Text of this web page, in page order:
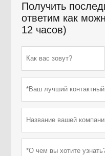
Получить
ответим как
12 часов)